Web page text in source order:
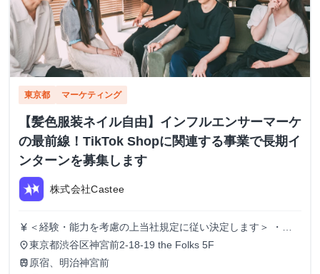
東京都 マーケティング
【髪色服装ネイル自由】インフルエンサーマーケ
の最前線！TikTok Shopに関連する事業で長期イ
ンターンを募集します
株式会社Castee
currency_yen ＜経験・能力を考慮の上当社規定に従い決定します＞ ・時
給1,250円〜 ・昇給：実績に応じて有
place東京都渋谷区神宮前2-18-19 the Folks 5F
train 原宿、明治神宮前